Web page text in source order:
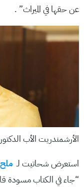
عن حقها في الميراث” .
الأرشمندريت الأب
استعرض شحاتيت لـ
“جاء في الكتاب مسودة